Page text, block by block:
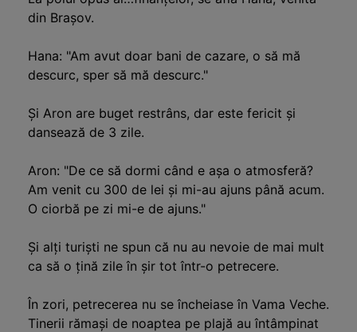
din Brașov.
Hana: "Am avut doar bani de cazare, o să mă
descurc, sper să mă descurc."
Și Aron are buget restrâns, dar este fericit și
dansează de 3 zile.
Aron: "De ce să dormi când e așa o atmosferă?
Am venit cu 300 de lei și mi-au ajuns până acum.
O ciorbă pe zi mi-e de ajuns."
Și alți turiști ne spun că nu au nevoie de mai mult
ca să o țină zile în șir tot într-o petrecere.
În zori, petrecerea nu se încheiase în Vama Veche.
Tinerii rămași de noaptea pe plajă au întâmpinat